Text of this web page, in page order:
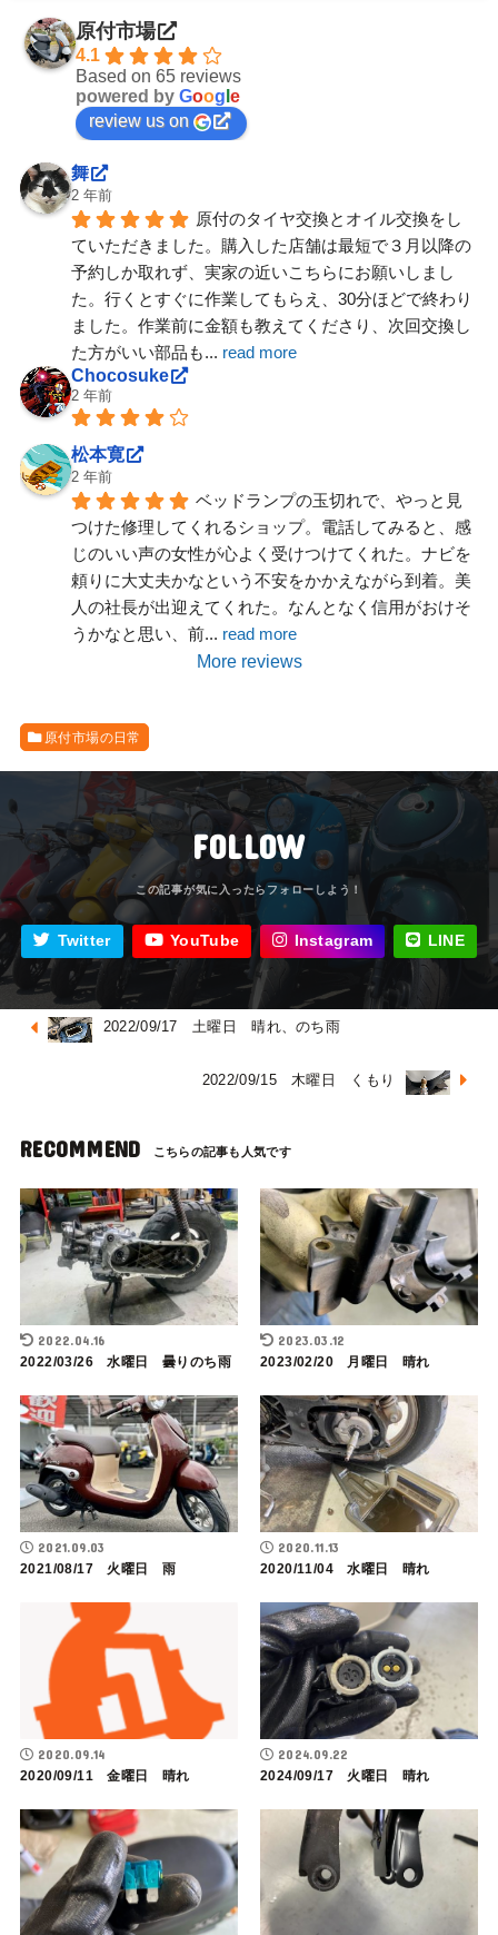
原付市場
4.1
Based on 65 reviews
powered by Goog e
review us on
舞
2 年前
原付のタイヤ交換とオイル交換をし
ていただきました。購入した店舗は最短で３月以降の
予約しか取れず、実家の近いこちらにお願いしまし
た。行くとすぐに作業してもらえ、30分ほどで終わり
ました。作業前に金額も教えてくださり、次回交換し
た方がいい部品も... read more
Chocosuke
2 年前
松本寛
2 年前
ベッドランプの玉切れで、やっと見
つけた修理してくれるショップ。電話してみると、感
じのいい声の女性が心よく受けつけてくれた。ナビを
頼りに大丈夫かなという不安をかかえながら到着。美
人の社長が出迎えてくれた。なんとなく信用がおけそ
うかなと思い、前... read more
More reviews
原付市場の日常
FOLLOW
Twitter YouTube Instagram LINE
2022/09/17 土曜日 晴れ、のち雨
2022/09/15 木曜日 くもり
RECOMMEND
2022.04.16
2022/03/26 水曜日 曇りのち雨
2023.03.12
2023/02/20 月曜日 晴れ
2021.09.03
2021/08/17 火曜日 雨
2020.11.13
2020/11/04 水曜日 晴れ
2020.09.14
2020/09/11 金曜日 晴れ
2024.09.22
2024/09/17 火曜日 晴れ